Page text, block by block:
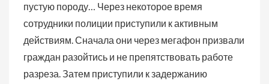
пустую породу… Через некоторое время
сотрудники полиции приступили к активным
действиям. Сначала они через мегафон призвали
граждан разойтись и не препятствовать работе
разреза. Затем приступили к задержанию